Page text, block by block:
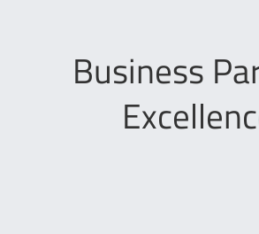
Business